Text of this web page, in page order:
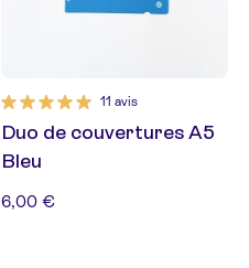
11 avis
Duo de couvertures A5
Bleu
6,00 €